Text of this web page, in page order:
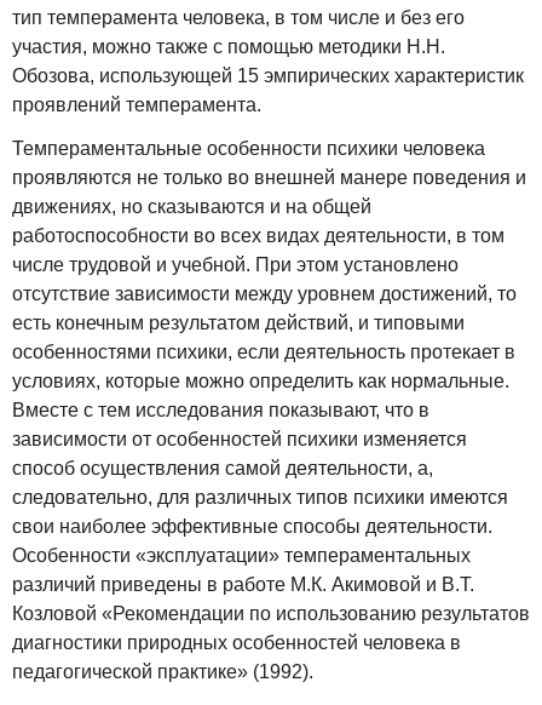
тип темперамента человека, в том числе и без его
участия, можно также с помощью методики Н.Н.
Обозова, использующей 15 эмпирических характеристик
проявлений темперамента.
Темпераментальные особенности психики человека
проявляются не только во внешней манере поведения и
движениях, но сказываются и на общей
работоспособности во всех видах деятельности, в том
числе трудовой и учебной. При этом установлено
отсутствие зависимости между уровнем достижений, то
есть конечным результатом действий, и типовыми
особенностями психики, если деятельность протекает в
условиях, которые можно определить как нормальные.
Вместе с тем исследования показывают, что в
зависимости от особенностей психики изменяется
способ осуществления самой деятельности, а,
следовательно, для различных типов психики имеются
свои наиболее эффективные способы деятельности.
Особенности «эксплуатации» темпераментальных
различий приведены в работе М.К. Акимовой и В.Т.
Козловой «Рекомендации по использованию результатов
диагностики природных особенностей человека в
педагогической практике» (1992).